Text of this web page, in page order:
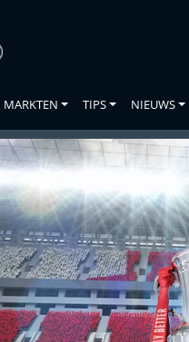
MARKTEN TIPS NIEUWS